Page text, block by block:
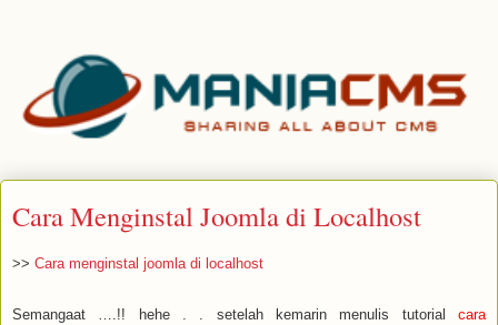
Cara Menginstal Joomla di Localhost
>> Cara menginstal joomla di localhost
Semangaat ….!! hehe . . setelah kemarin menulis tutorial cara